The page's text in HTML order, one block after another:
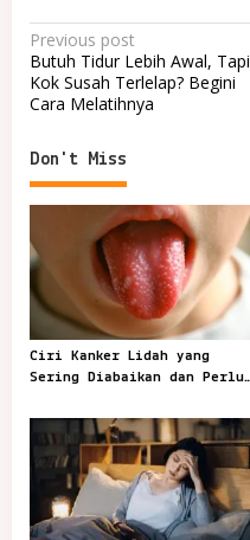
P
o
s
t
n
a
v
i
g
a
t
n
Previous post
Butuh Tidur Lebih Awal, Tapi
Kok Susah Terlelap? Begini
Cara Melatihnya
Don't Miss
Ciri Kanker Lidah yang
Sering Diabaikan dan Perlu